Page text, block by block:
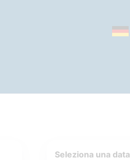
Seleziona una data